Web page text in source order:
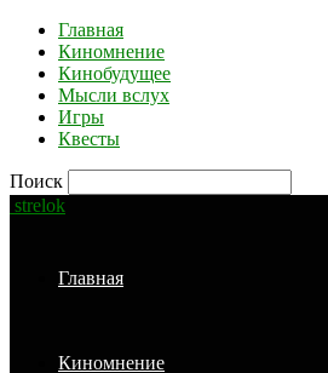
Главная
Киномнение
Кинобудущее
Мысли вслух
Игры
Квесты
Поиск
strelok
Главная
Киномнение